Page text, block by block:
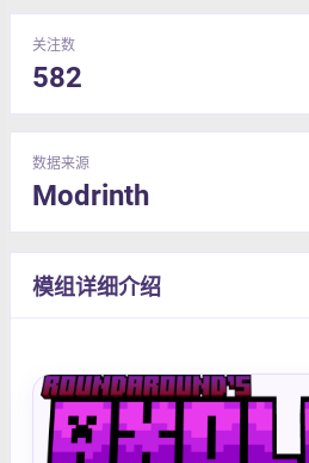
关注数
582
数据来源
Modrinth
模组详细介绍